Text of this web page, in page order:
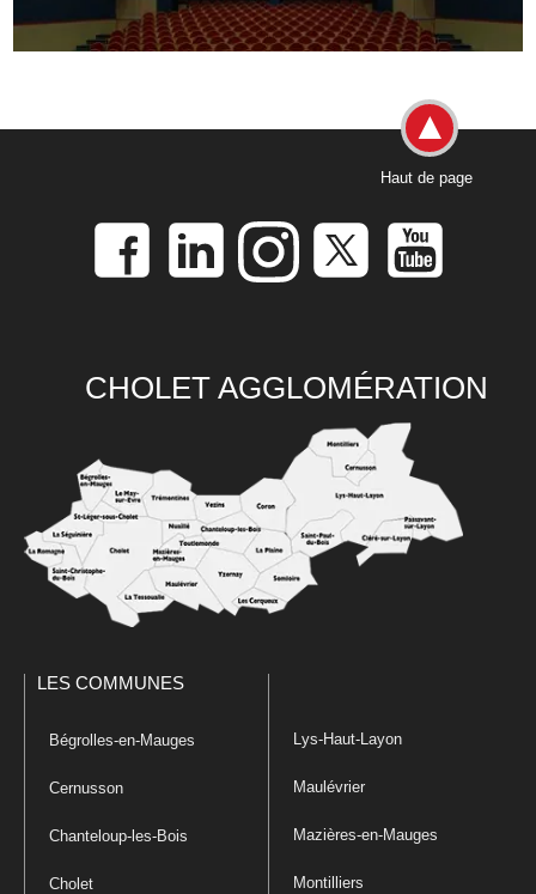
Haut de page
CHOLET AGGLOMÉRATION
LES COMMUNES
Bégrolles-en-Mauges
Cernusson
Chanteloup-les-Bois
Cholet
Lys-Haut-Layon
Maulévrier
Mazières-en-Mauges
Montilliers